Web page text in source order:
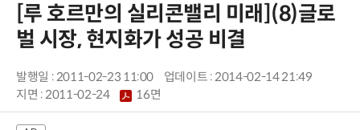
[루 호르만의 실리콘밸리 미래](8)글로
벌 시장, 현지화가 성공 비결
발행일 : 2011-02-23 11:00
업데이트 : 2014-02-14 21:49
지면 :2011-02-24 16면